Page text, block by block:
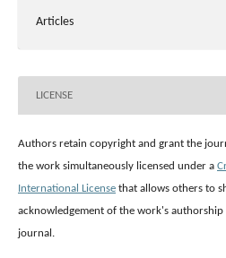
Articles
LICENSE
Authors retain copyright and grant the
the work simultaneously licensed under a
International License that allows others to
acknowledgement of the work's
journal.